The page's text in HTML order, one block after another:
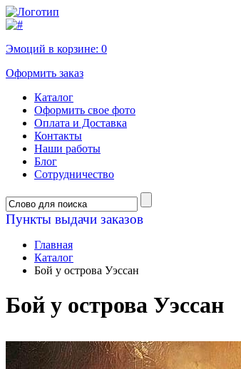
Эмоций в корзине: 0
Оформить заказ
Каталог
Оформить свое фото
Оплата и Доставка
Контакты
Наши работы
Блог
Сотрудничество
Пункты выдачи заказов
Главная
Каталог
Бой у острова Уэссан
Бой у острова Уэссан